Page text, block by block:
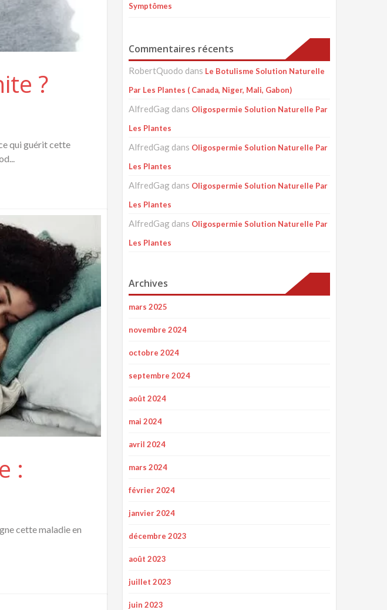
?
qui guérit cette
:
cette maladie en
Symptômes
Commentaires récents
RobertQuodo dans Le Botulisme Solution Naturelle
Par Les Plantes ( Canada, Niger, Mali, Gabon)
AlfredGag dans Oligospermie Solution Naturelle Par
Les Plantes
AlfredGag dans Oligospermie Solution Naturelle Par
Les Plantes
AlfredGag dans Oligospermie Solution Naturelle Par
Les Plantes
AlfredGag dans Oligospermie Solution Naturelle Par
Les Plantes
Archives
mars 2025
novembre 2024
octobre 2024
septembre 2024
août 2024
mai 2024
avril 2024
mars 2024
février 2024
janvier 2024
décembre 2023
août 2023
juillet 2023
juin 2023